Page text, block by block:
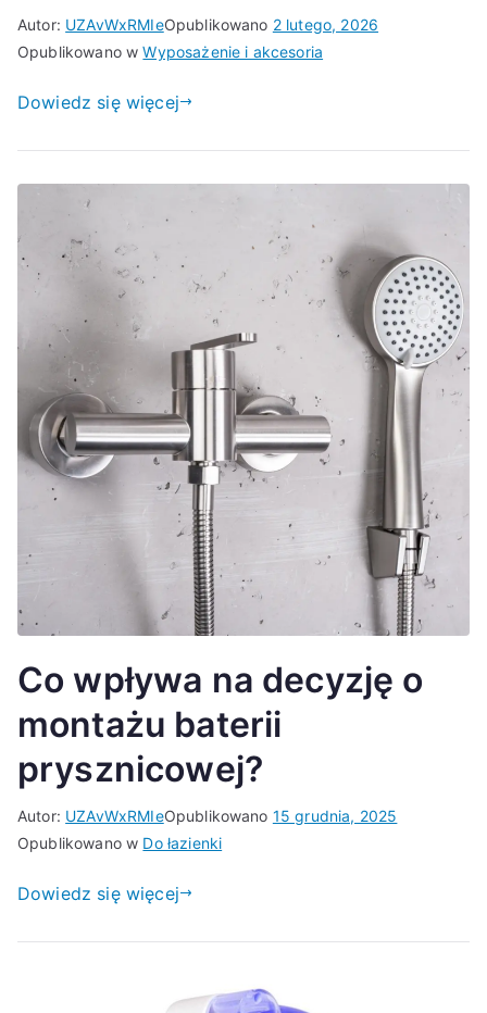
Autor: UZAvWxRMIeOpublikowano 2 lutego, 2026
Opublikowano wWyposażenie i akcesoria
Dowiedz się więcej
Co wpływa na decyzję o
montażu baterii
prysznicowej?
Autor: UZAvWxRMIeOpublikowano 15 grudnia, 2025
Opublikowano w Do łazienki
Dowiedz się więcej